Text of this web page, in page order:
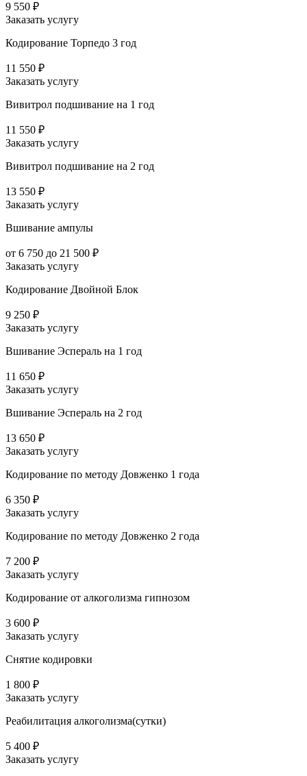
9 550 ₽
Заказать услугу
Кодирование Торпедо 3 год
11 550 ₽
Заказать услугу
Вивитрол подшивание на 1 год
11 550 ₽
Заказать услугу
Вивитрол подшивание на 2 год
13 550 ₽
Заказать услугу
Вшивание ампулы
от 6 750 до 21 500 ₽
Заказать услугу
Кодирование Двойной Блок
9 250 ₽
Заказать услугу
Вшивание Эспераль на 1 год
11 650 ₽
Заказать услугу
Вшивание Эспераль на 2 год
13 650 ₽
Заказать услугу
Кодирование по методу Довженко 1 года
6 350 ₽
Заказать услугу
Кодирование по методу Довженко 2 года
7 200 ₽
Заказать услугу
Кодирование от алкоголизма гипнозом
3 600 ₽
Заказать услугу
Снятие кодировки
1 800 ₽
Заказать услугу
Реабилитация алкоголизма(cутки)
5 400 ₽
Заказать услугу